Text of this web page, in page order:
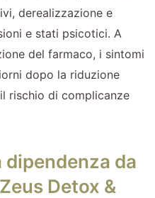
derealizzazione e
e stati psicotici. A
del farmaco, i sintomi
dopo la riduzione
rischio di complicanze
da
Detox &